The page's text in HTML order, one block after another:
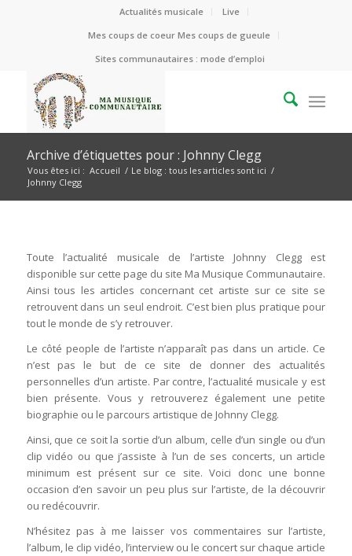
Actualités musicale
Live
Mes coups de coeur Mes coups de gueule
Sites communautaires : mode d’emploi
Archive d’étiquettes pour : Johnny Clegg
Vous êtes ici : Accueil / Le blog : tous les articles sont ici /
Johnny Clegg
Toute l’actualité musicale de l’artiste Johnny Clegg est
disponible sur cette page du site Ma Musique Communautaire.
Ainsi tous les articles concernant cet artiste sur ce site se
retrouvent dans un seul endroit. C’est bien plus pratique pour
tout le monde de s’y retrouver.
Le côté people de l’artiste n’apparaît pas dans un article. Ce
n’est pas le but de ce site de donner des actualités
personnelles d’un artiste. Par contre, l’actualité musicale y est
bien présente. Vous y retrouverez également une petite
biographie ou le parcours artistique de Johnny Clegg.
Ainsi, que ce soit la sortie d’un album, celle d’un single ou d’un
clip vidéo ou que j’assiste à l’un de ses concerts, un article
minimum est présent sur ce site. Voici donc une bonne
occasion d’en savoir un peu plus sur l’artiste, de la découvrir
ou redécouvrir.
N’hésitez pas à me laisser vos commentaires sur l’artiste,
l’album, le clip vidéo, l’interview ou le concert sur chaque article